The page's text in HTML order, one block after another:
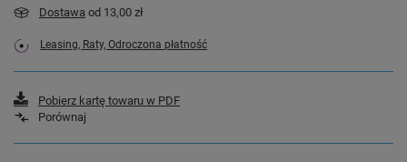
Dostawa od 13,00 zł
Leasing, Raty, Odroczona płatność
Pobierz kartę towaru w PDF
Porównaj